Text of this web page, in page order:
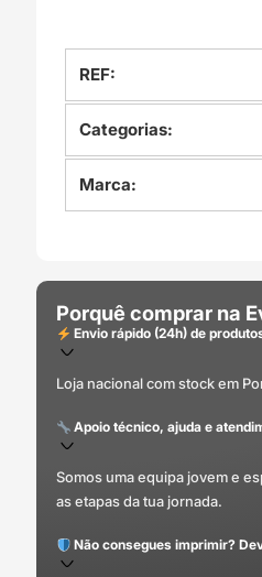
REF:
Categorias:
Marca:
Porquê comprar na
Envio rápido (24h) de
Loja nacional com stock em
Apoio técnico, ajuda e
Somos uma equipa jovem e
as etapas da tua jornada.
Não consegues imprimir?